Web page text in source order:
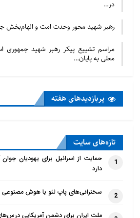
در…
رهبر شهید محور وحدت امت و الهام‌بخش
مراسم تشییع پیکر رهبر شهید جمهوری
معلی به پایان…
پربازدید‌های هفته
تازه‌‌های سایت
1
حمایت از اسرائیل برای یهودیان
دارد
2 سخنرانی‌های پاپ لئو با هوش
ملت ایران برای دشمن آمریکایی